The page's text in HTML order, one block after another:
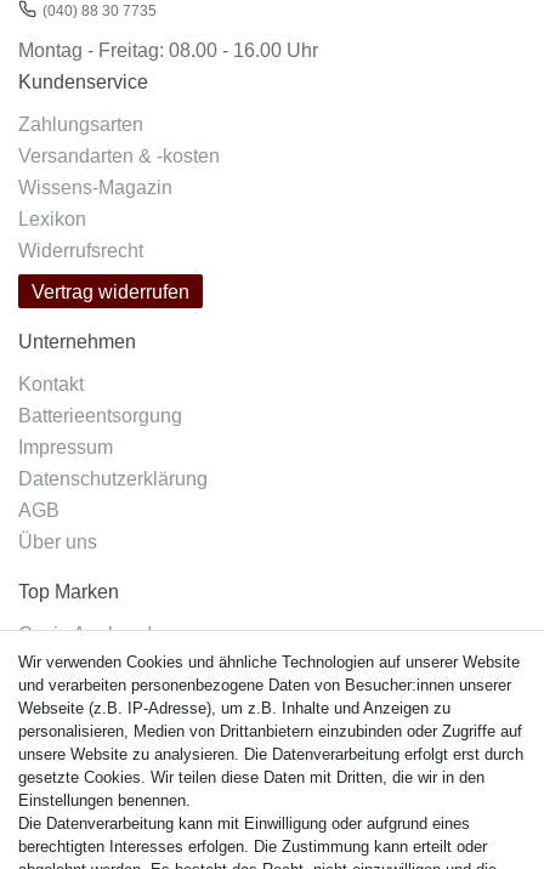
(040) 88 30 7735
Montag - Freitag: 08.00 - 16.00 Uhr
Kundenservice
Zahlungsarten
Versandarten & -kosten
Wissens-Magazin
Lexikon
Widerrufsrecht
Vertrag widerrufen
Unternehmen
Kontakt
Batterieentsorgung
Impressum
Datenschutzerklärung
AGB
Über uns
Top Marken
Casio Armband
Festina Armband
Citizen Armband
M. Lacroix Armband
J. Lemans Armband
Uhrenarmbänder - Alle
Sicherheit
Wir verwenden Cookies und ähnliche Technologien auf unserer Website
und verarbeiten personenbezogene Daten von Besucher:innen unserer
Webseite (z.B. IP-Adresse), um z.B. Inhalte und Anzeigen zu
personalisieren, Medien von Drittanbietern einzubinden oder Zugriffe auf
unsere Website zu analysieren. Die Datenverarbeitung erfolgt erst durch
gesetzte Cookies. Wir teilen diese Daten mit Dritten, die wir in den
Einstellungen benennen.
Die Datenverarbeitung kann mit Einwilligung oder aufgrund eines
berechtigten Interesses erfolgen. Die Zustimmung kann erteilt oder